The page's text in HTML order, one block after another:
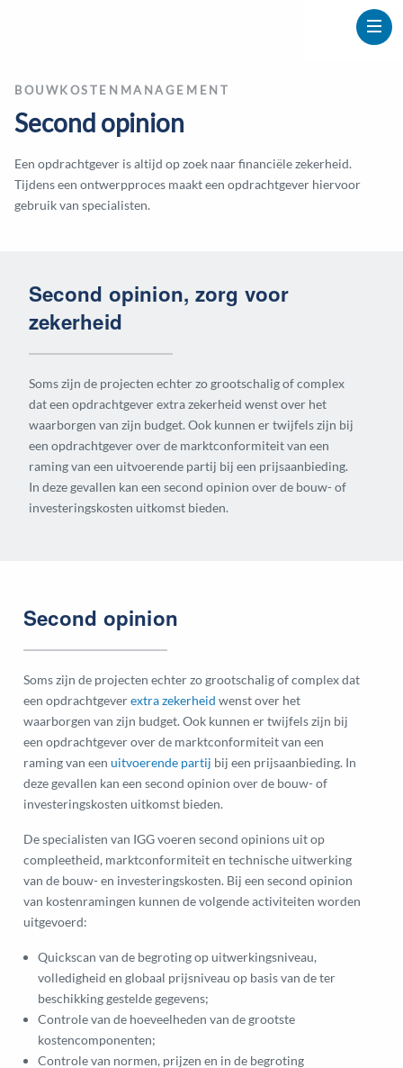
BOUWKOSTENMANAGEMENT
Second opinion
Een opdrachtgever is altijd op zoek naar financiële zekerheid.
Tijdens een ontwerpproces maakt een opdrachtgever hiervoor
gebruik van specialisten.
Second opinion, zorg voor
zekerheid
Soms zijn de projecten echter zo grootschalig of complex
dat een opdrachtgever extra zekerheid wenst over het
waarborgen van zijn budget. Ook kunnen er twijfels zijn bij
een opdrachtgever over de marktconformiteit van een
raming van een uitvoerende partij bij een prijsaanbieding.
In deze gevallen kan een second opinion over de bouw- of
investeringskosten uitkomst bieden.
Second opinion
Soms zijn de projecten echter zo grootschalig of complex dat
een opdrachtgeverextra zekerheid wenst over het
waarborgen van zijn budget. Ook kunnen er twijfels zijn bij
een opdrachtgever over de marktconformiteit van een
raming van een uitvoerende partij bij een prijsaanbieding. In
deze gevallen kan een second opinion over de bouw- of
investeringskosten uitkomst bieden.
De specialisten van IGG voeren second opinions uit op
compleetheid, marktconformiteit en technische uitwerking
van de bouw- en investeringskosten. Bij een second opinion
van kostenramingen kunnen de volgende activiteiten worden
uitgevoerd:
Quickscan van de begroting op uitwerkingsniveau,
volledigheid en globaal prijsniveau op basis van de ter
beschikking gestelde gegevens;
Controle van de hoeveelheden van de grootste
kostencomponenten;
Controle van normen, prijzen en in de begroting